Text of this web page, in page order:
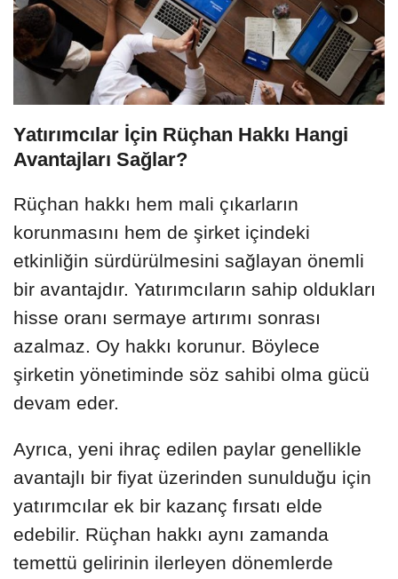
Yatırımcılar İçin Rüçhan Hakkı Hangi
Avantajları Sağlar?
Rüçhan hakkı hem mali çıkarların
korunmasını hem de şirket içindeki
etkinliğin sürdürülmesini sağlayan önemli
bir avantajdır. Yatırımcıların sahip oldukları
hisse oranı sermaye artırımı sonrası
azalmaz. Oy hakkı korunur. Böylece
şirketin yönetiminde söz sahibi olma gücü
devam eder.
Ayrıca, yeni ihraç edilen paylar genellikle
avantajlı bir fiyat üzerinden sunulduğu için
yatırımcılar ek bir kazanç fırsatı elde
edebilir. Rüçhan hakkı aynı zamanda
temettü gelirinin ilerleyen dönemlerde